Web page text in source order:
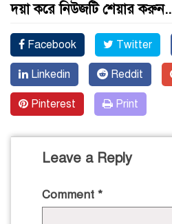
দয়া করে নিউজটি শেয়ার করুন..
Facebook Twitter
Linkedin Reddit
Pinterest Print
Leave a Reply
Comment *